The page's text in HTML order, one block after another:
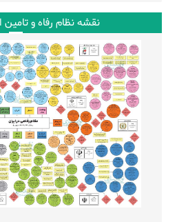
نقشه نظام رفاه و تامین